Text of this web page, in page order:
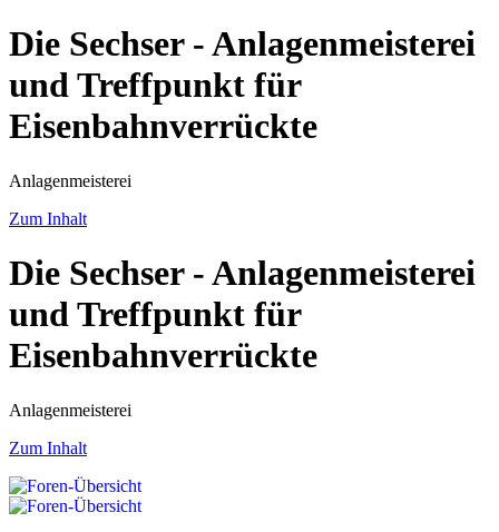
Die Sechser - Anlagenmeisterei
und Treffpunkt für
Eisenbahnverrückte
Anlagenmeisterei
Zum Inhalt
Die Sechser - Anlagenmeisterei
und Treffpunkt für
Eisenbahnverrückte
Anlagenmeisterei
Zum Inhalt